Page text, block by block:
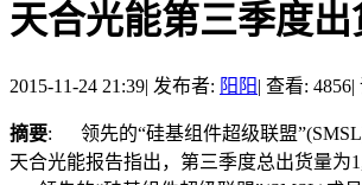
天合光能第三季度
2015-11-24 21:39| 发布者: 阳阳| 查看: 4856|
摘要: 领先的“硅基组件超级联盟
天合光能报告指出，第三季度总出货量为